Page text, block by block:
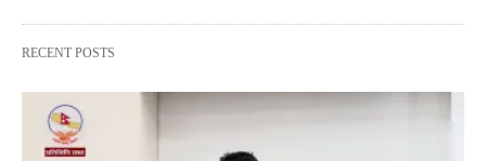
RECENT POSTS